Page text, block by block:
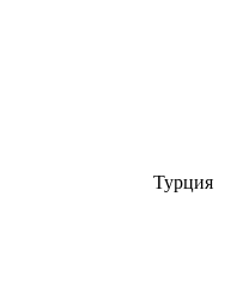
Турция